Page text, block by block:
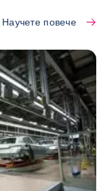
Научете повече